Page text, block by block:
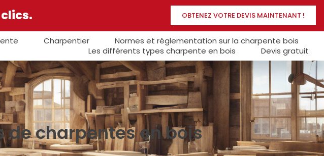
OBTENEZ VOTRE DEVIS MAINTENANT !
Charpentier
Normes et réglementation sur la charpente bois
Les différents types charpente en bois
Devis gratuit
de charpentes en bois